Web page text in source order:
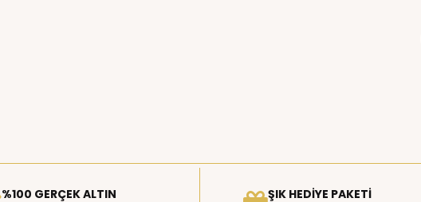
%100 GERÇEK ALTIN ŞIK HEDIYE PAKETI